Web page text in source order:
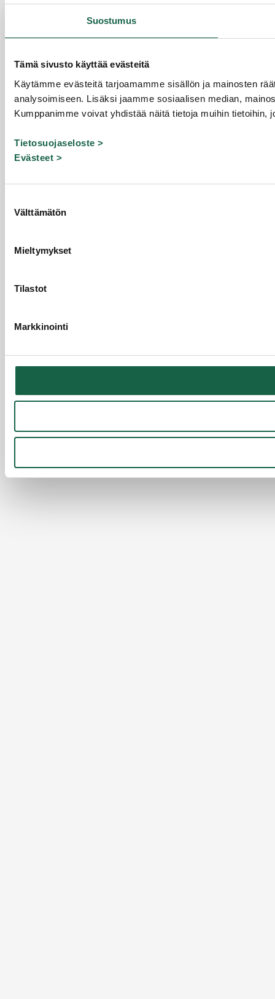
Suostumus
Tämä sivusto käyttää evästeitä
Käytämme evästeitä tarjoamamme sisällön ja mainosten
analysoimiseen. Lisäksi jaamme sosiaalisen median,
Kumppanimme voivat yhdistää näitä tietoja muihin tietoihin,
Tietosuojaseloste >
Evästeet >
valinta
Välttämätön
Mieltymykset
Tilastot
Markkinointi